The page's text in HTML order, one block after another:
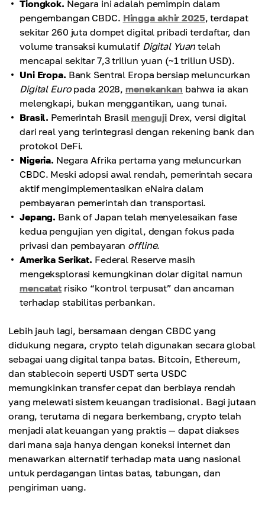
Tiongkok. Negara ini adalah pemimpin dalam
pengembangan CBDC. Hingga akhir 2025, terdapat
sekitar 260 juta dompet digital pribadi terdaftar, dan
volume transaksi kumulatif Digital Yuan telah
mencapai sekitar 7,3 triliun yuan (~1 triliun USD).
Uni Eropa. Bank Sentral Eropa bersiap meluncurkan
Digital Europada 2028,menekankan bahwa ia akan
melengkapi, bukan menggantikan, uang tunai.
Brasil. Pemerintah Brasil menguji Drex, versi digital
dari real yang terintegrasi dengan rekening bank dan
protokol DeFi.
Nigeria. Negara Afrika pertama yang meluncurkan
CBDC. Meski adopsi awal rendah, pemerintah secara
aktif mengimplementasikan eNaira dalam
pembayaran pemerintah dan transportasi.
Jepang. Bank of Japan telah menyelesaikan fase
kedua pengujian yen digital, dengan fokus pada
privasi dan pembayaran offline.
Amerika Serikat. Federal Reserve masih
mengeksplorasi kemungkinan dolar digital namun
mencatat risiko “kontrol terpusat” dan ancaman
terhadap stabilitas perbankan.
Lebih jauh lagi, bersamaan dengan CBDC yang
didukung negara, crypto telah digunakan secara global
sebagai uang digital tanpa batas. Bitcoin, Ethereum,
dan stablecoin seperti USDT serta USDC
memungkinkan transfer cepat dan berbiaya rendah
yang melewati sistem keuangan tradisional. Bagi jutaan
orang, terutama di negara berkembang, crypto telah
menjadi alat keuangan yang praktis — dapat diakses
dari mana saja hanya dengan koneksi internet dan
menawarkan alternatif terhadap mata uang nasional
untuk perdagangan lintas batas, tabungan, dan
pengiriman uang.